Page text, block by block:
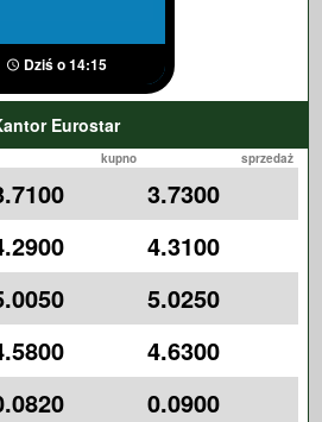
Dziś o 14:15
Eurostar
kupno sprzedaż
3.7300
4.3100
5.0250
4.6300
0.0900